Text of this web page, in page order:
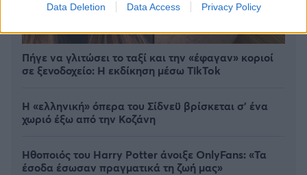
Data Deletion Data Access Privacy Policy
Πήγε να γλιτώσει το ταξί και την «έφαγαν» κοριοί
σε ξενοδοχείο: H εκδίκηση μέσω TikTok
Η «ελληνική» όπερα του Σίδνεϋ βρίσκεται σ' ένα
χωριό έξω από την Κοζάνη
Ηθοποιός του Harry Potter άνοιξε OnlyFans: «Τα
έσοδα έσωσαν πραγματικά τη ζωή μας»